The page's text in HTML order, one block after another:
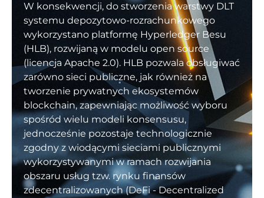
W konsekwencji, do stworzenia warstwy DLT
systemu depozytowo-rozrachunkowego
wykorzystano platformę Hyperledger Besu
(HLB), rozwijaną w modelu open source
(licencja Apache 2.0). HLB pozwala obsługiwać
zarówno sieci publiczne, jak również na
tworzenie prywatnych ekosystemów
blockchain, zapewniając możliwość wyboru
spośród wielu modeli konsensusu,
jednocześnie pozostaje technologicznie
zgodny z wiodącymi sieciami publicznymi
wykorzystywanymi w ramach rozwijania
obszaru usług tzw. rynku finansów
zdecentralizowanych (DeFi - Decentralized